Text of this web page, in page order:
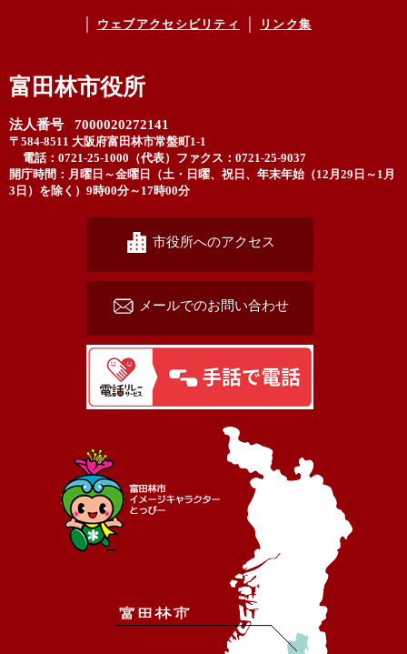
ウェブアクセシビリティ リンク集
富田林市役所
法人番号 7000020272141
〒584-8511 大阪府富田林市常盤町1-1
電話：0721-25-1000（代表） ファクス：0721-25-9037
開庁時間：月曜日～金曜日（土・日曜、祝日、年末年始（12月29日～1月
3日）を除く）9時00分～17時00分
市役所へのアクセス
メールでのお問い合わせ